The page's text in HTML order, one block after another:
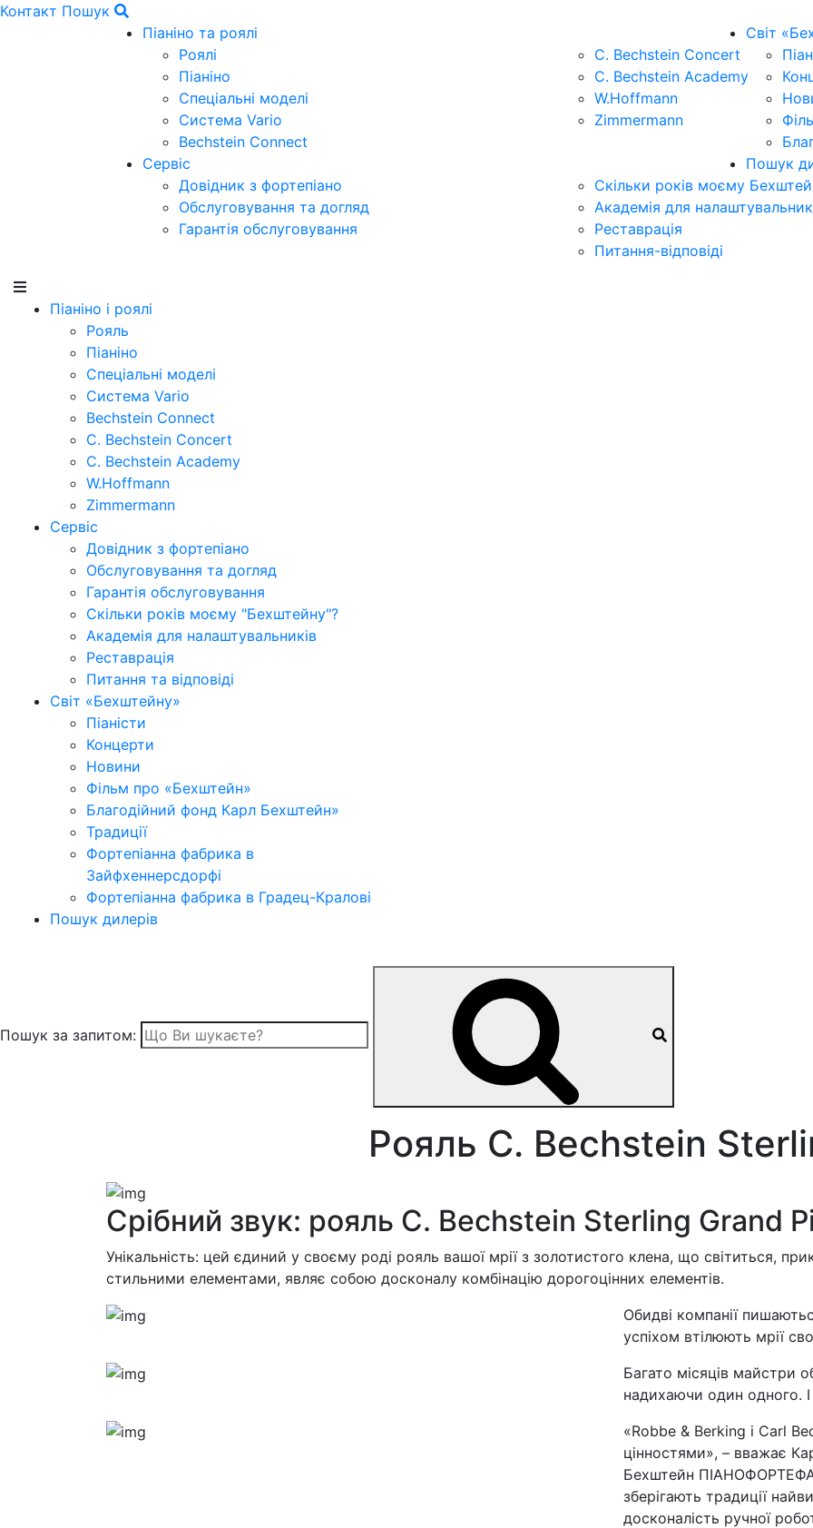
Контакт Пошук
Піаніно та роялі
Роялі
Піаніно
Спеціальні моделі
Система Vario
Bechstein Connect
C. Bechstein Concert
C. Bechstein Academy
W.Hoffmann
Zimmermann
Сервіс
Довідник з фортепіано
Обслуговування та догляд
Гарантія обслуговування
Скільки років моєму
Академія для
Реставрація
Питання-відповіді
Світ
Пошук
Піаніно і роялі
Рояль
Піаніно
Спеціальні моделі
Система Vario
Bechstein Connect
C. Bechstein Concert
C. Bechstein Academy
W.Hoffmann
Zimmermann
Сервіс
Довідник з фортепіано
Обслуговування та догляд
Гарантія обслуговування
Скільки років моєму "Бехштейну"?
Академія для налаштувальників
Реставрація
Питання та відповіді
Світ «Бехштейну»
Піаністи
Концерти
Новини
Фільм про «Бехштейн»
Благодійний фонд Карл Бехштейн»
Традиції
Фортепіанна фабрика в
Зайфхеннерсдорфi
Фортепіанна фабрика в Градец-Краловi
Пошук дилерів
Пошук за запитом:
Рояль C. Bechstein
Срібний звук: рояль C. Bechstein Sterling Grand
Унікальність: цей єдиний у своєму роді рояль вашої мрії з золотистого клена, що світиться,
стильними елементами, являє собою досконалу комбінацію дорогоцінних елементів.
Обидві компанії
успіхом втілюють мрії
Багато місяців майстри
надихаючи один одного. І
«Robbe & Berking і Carl
цінностями», – вважає
Бехштейн
зберігають традиції
досконалість ручної